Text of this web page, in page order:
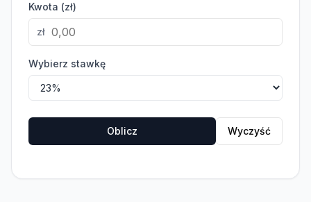
Kwota (zł)
zł
Wybierz stawkę
Oblicz Wyczyść